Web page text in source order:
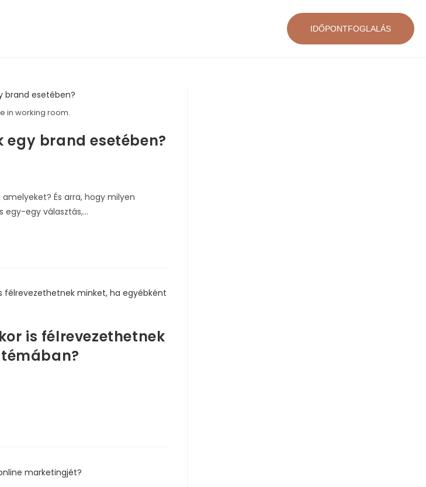
IDŐPONTFOGLALÁS
in working room.
brand esetében?
És arra, hogy milyen
egy-egy választás,…
is félrevezethetnek